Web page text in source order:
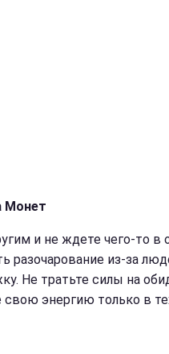
Монет
и не ждете чего-то в
разочарование из-за
Не тратьте силы на
энергию только в